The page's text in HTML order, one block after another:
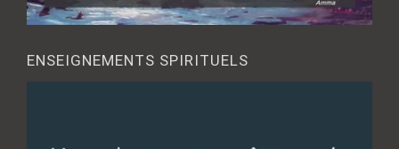
ENSEIGNEMENTS SPIRITUELS